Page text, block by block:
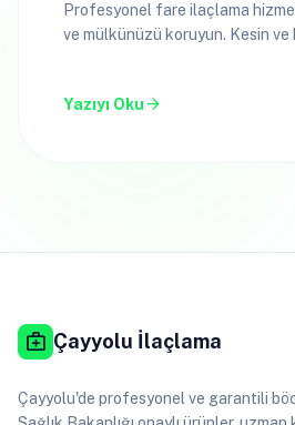
Profesyonel fare ilaçlama
ve mülkünüzü koruyun. Kesin ve
Yazıyı Oku arrow_forward
medical_services Çayyolu İlaçlama
Çayyolu'de profesyonel ve garantili